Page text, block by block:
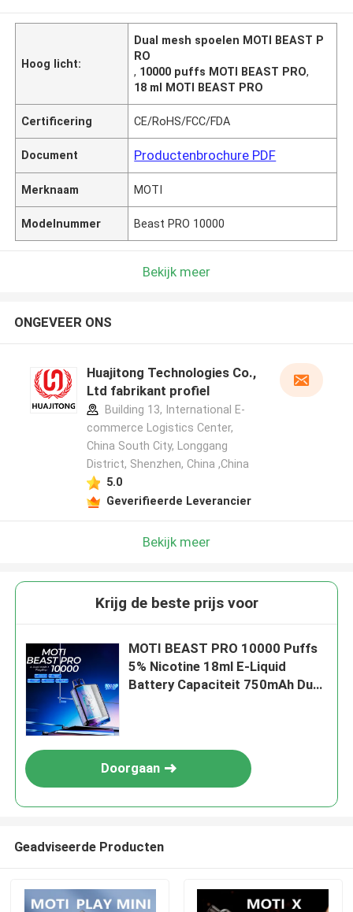
Hoog licht:
Dual mesh spoelen MOTI BEAST P
RO
, 10000 puffs MOTI BEAST PRO,
18 ml MOTI BEAST PRO
Certificering CE/RoHS/FCC/FDA
Document Productenbrochure PDF
Merknaam MOTI
Modelnummer Beast PRO 10000
Bekijk meer
ONGEVEER ONS
Huajitong Technologies Co.,
Ltd fabrikant profiel
Building 13, International E-
commerce Logistics Center,
China South City, Longgang
District, Shenzhen, China ,China
5.0
Geverifieerde Leverancier
Bekijk meer
Krijg de beste prijs voor
MOTI BEAST PRO 10000 Puffs
5% Nicotine 18ml E-Liquid
Battery Capaciteit 750mAh Dual
Doorgaan
Geadviseerde Producten